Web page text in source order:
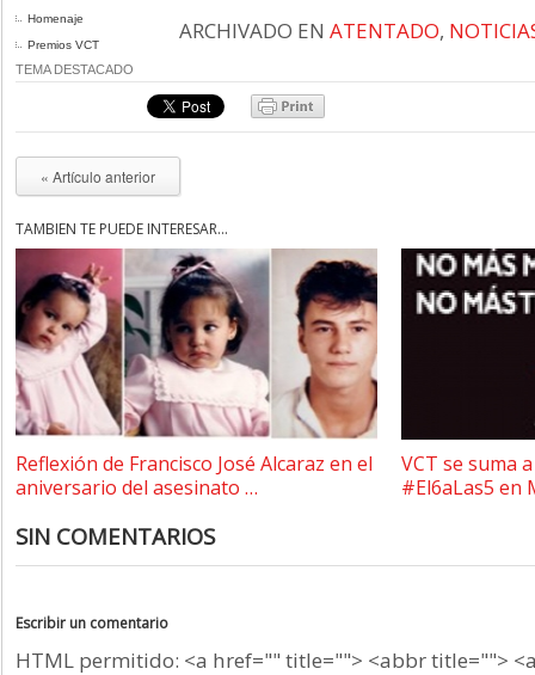
Homenaje
Premios VCT
TEMA DESTACADO
ARCHIVADO EN ATENTADO,
« Artículo anterior
TAMBIÉN TE PUEDE INTERESAR...
Reflexión de Francisco José Alcaraz en el
aniversario del asesinato …
VCT se suma
#El6aLas5 en
SIN COMENTARIOS
Escribir un comentario
HTML permitido: <a href="" title=""> <abbr title="">